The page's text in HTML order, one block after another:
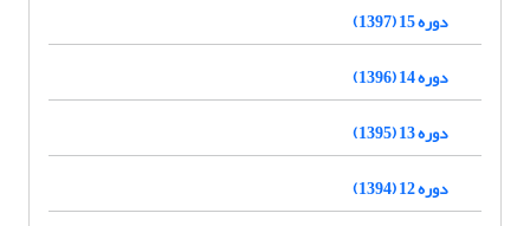
دوره 15 (1397)
دوره 14 (1396)
دوره 13 (1395)
دوره 12 (1394)